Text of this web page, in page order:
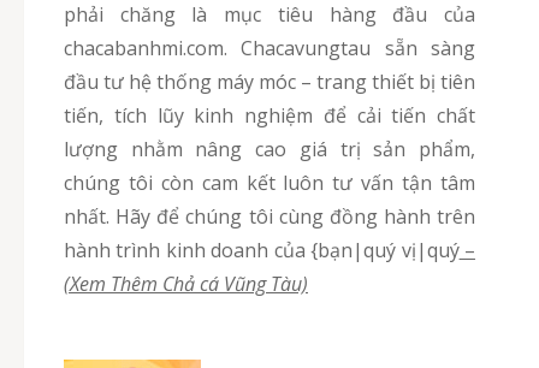
phải chăng là mục tiêu hàng đầu của
chacabanhmi.com. Chacavungtau sẵn sàng
đầu tư hệ thống máy móc – trang thiết bị tiên
tiến, tích lũy kinh nghiệm để cải tiến chất
lượng nhằm nâng cao giá trị sản phẩm,
chúng tôi còn cam kết luôn tư vấn tận tâm
nhất. Hãy để chúng tôi cùng đồng hành trên
hành trình kinh doanh của {bạn|quý vị|quý–
(Xem Thêm Chả cá Vũng Tàu)